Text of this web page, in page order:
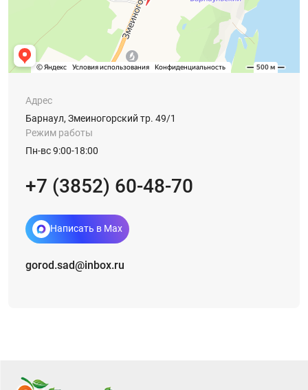
Адрес
Барнаул, Змеиногорский тр. 49/1
Режим работы
Пн-вс 9:00-18:00
+7 (3852) 60-48-70
Написать в Max
gorod.sad@inbox.ru